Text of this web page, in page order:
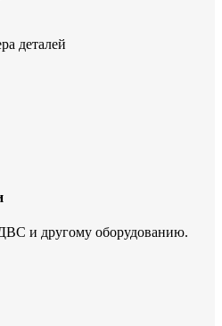
деталей
и другому оборудованию.